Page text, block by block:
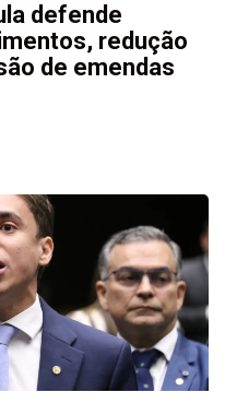
defende
redução
de emendas